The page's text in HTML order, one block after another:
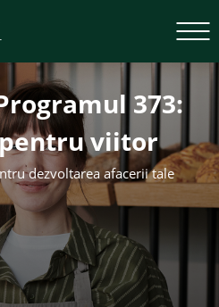
373:
viitor
dezvoltarea afacerii tale